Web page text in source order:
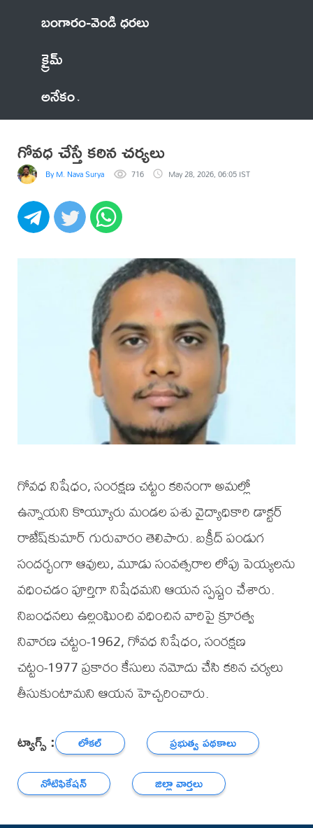
బంగారం-వెండి ధరలు
క్రైమ్
అనేకం
గోవధ చేస్తే కఠిన చర్యలు
By M. Nava Surya 716 May 28, 2026, 06:05 IST
గోవధ నిషేధం, సంరక్షణ చట్టం కఠినంగా అమల్లో
ఉన్నాయని కొయ్యూరు మండల పశు వైద్యాధికారి డాక్టర్
రాజేష్‌కుమార్ గురువారం తెలిపారు. బక్రీద్ పండుగ
సందర్భంగా ఆవులు, మూడు సంవత్సరాల లోపు పెయ్యలను
వధించడం పూర్తిగా నిషేధమని ఆయన స్పష్టం చేశారు.
నిబంధనలు ఉల్లంఘించి వధించిన వారిపై క్రూరత్వ
నివారణ చట్టం-1962, గోవధ నిషేధం, సంరక్షణ
చట్టం-1977 ప్రకారం కేసులు నమోదు చేసి కఠిన చర్యలు
తీసుకుంటామని ఆయన హెచ్చరించారు.
ట్యాగ్స్ : లోకల్
ప్రభుత్వ పథకాలు
నోటిఫికేషన్
జిల్లా వార్తలు